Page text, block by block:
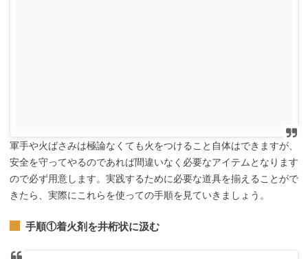
軍手や火ばさみは極論なくても火をつけること自体はできますが、
安全を守ってやるのであれば間違いなく必要なアイテムとなります
ので必ず用意します。実践するために必要な道具を揃えることがで
きたら、実際にこれらを使っての手順を見ていきましょう。
手順①着火剤を井桁状に汲む